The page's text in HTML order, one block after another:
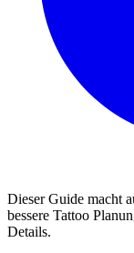
Dieser Guide macht
bessere Tattoo
Details.